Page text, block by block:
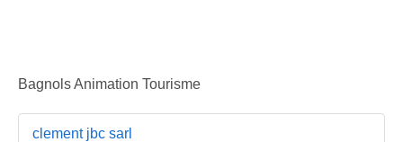
Bagnols Animation Tourisme
clement jbc sarl